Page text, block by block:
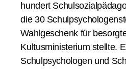
hundert
die 30
Wahlgeschenk für
Kultusministerium stellte.
Schulpsychologen und